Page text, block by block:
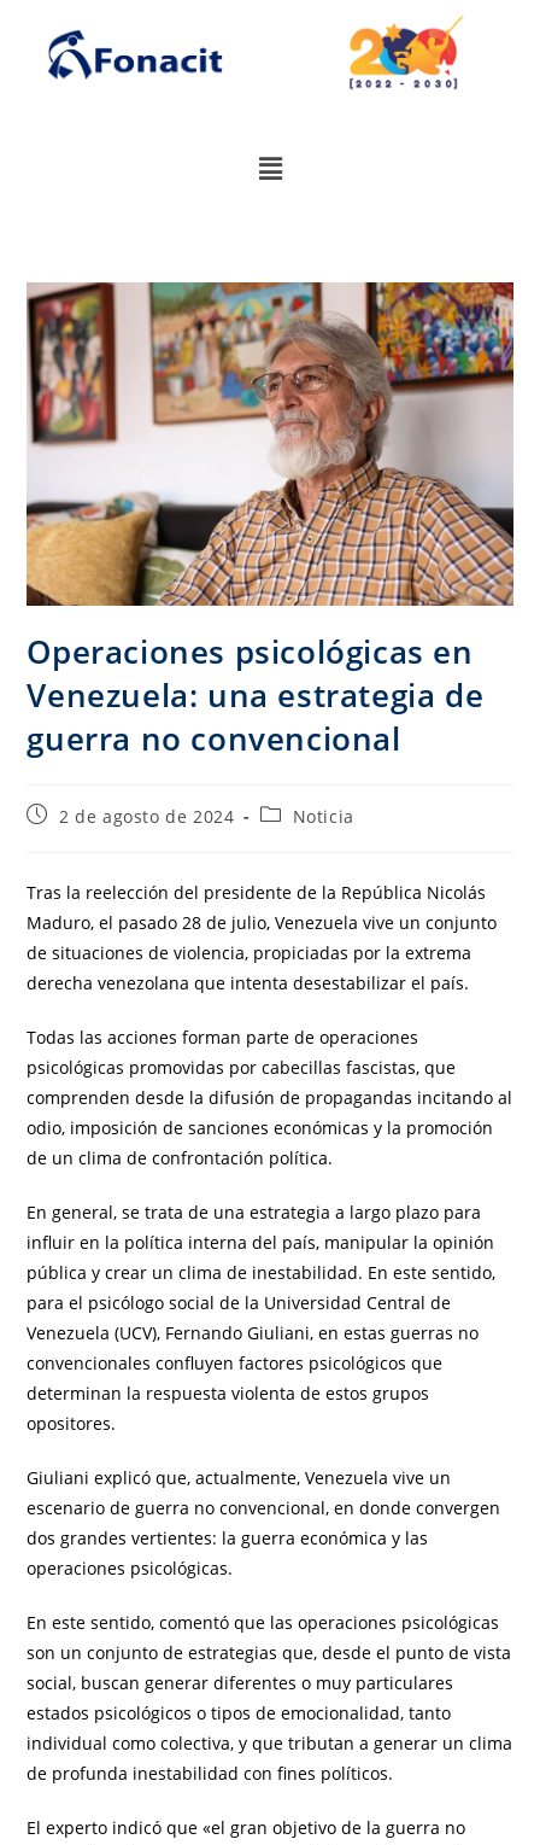
Operaciones psicológicas en
Venezuela: una estrategia de
guerra no convencional
2 de agosto de 2024 Noticia
Tras la reelección del presidente de la República Nicolás
Maduro, el pasado 28 de julio, Venezuela vive un conjunto
de situaciones de violencia, propiciadas por la extrema
derecha venezolana que intenta desestabilizar el país.
Todas las acciones forman parte de operaciones
psicológicas promovidas por cabecillas fascistas, que
comprenden desde la difusión de propagandas incitando al
odio, imposición de sanciones económicas y la promoción
de un clima de confrontación política.
En general, se trata de una estrategia a largo plazo para
influir en la política interna del país, manipular la opinión
pública y crear un clima de inestabilidad. En este sentido,
para el psicólogo social de la Universidad Central de
Venezuela (UCV), Fernando Giuliani, en estas guerras no
convencionales confluyen factores psicológicos que
determinan la respuesta violenta de estos grupos
opositores.
Giuliani explicó que, actualmente, Venezuela vive un
escenario de guerra no convencional, en donde convergen
dos grandes vertientes: la guerra económica y las
operaciones psicológicas.
En este sentido, comentó que las operaciones psicológicas
son un conjunto de estrategias que, desde el punto de vista
social, buscan generar diferentes o muy particulares
estados psicológicos o tipos de emocionalidad, tanto
individual como colectiva, y que tributan a generar un clima
de profunda inestabilidad con fines políticos.
El experto indicó que «el gran objetivo de la guerra no